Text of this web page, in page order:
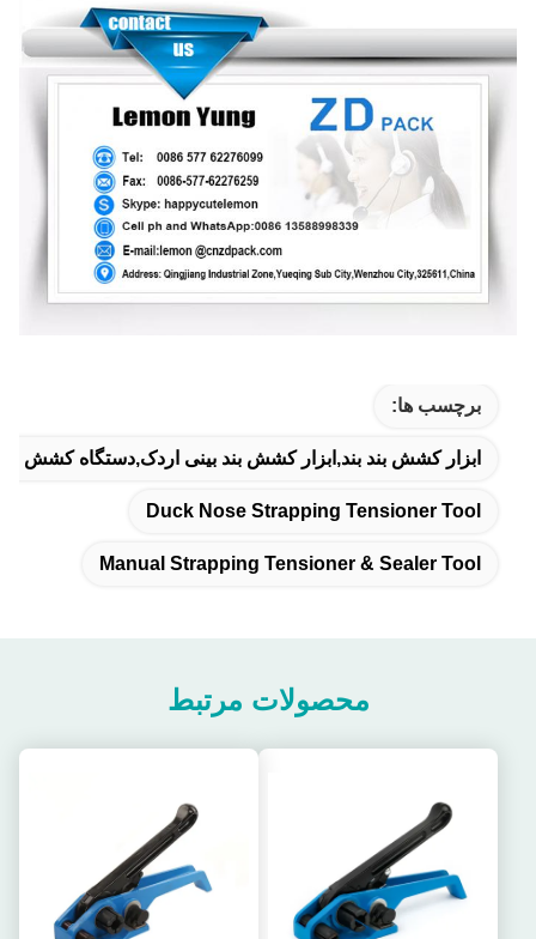
برچسب ها:
ابزار کشش بند بند,ابزار کشش بند بینی اردک,دستگاه کشش
Duck Nose Strapping Tensioner Tool
Manual Strapping Tensioner & Sealer Tool
محصولات مرتبط